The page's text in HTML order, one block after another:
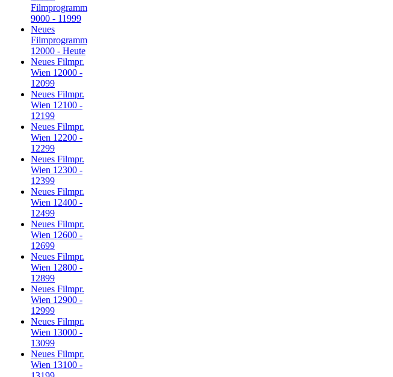
Filmprogramm
9000 - 11999
Neues
Filmprogramm
12000 - Heute
Neues Filmpr.
Wien 12000 -
12099
Neues Filmpr.
Wien 12100 -
12199
Neues Filmpr.
Wien 12200 -
12299
Neues Filmpr.
Wien 12300 -
12399
Neues Filmpr.
Wien 12400 -
12499
Neues Filmpr.
Wien 12600 -
12699
Neues Filmpr.
Wien 12800 -
12899
Neues Filmpr.
Wien 12900 -
12999
Neues Filmpr.
Wien 13000 -
13099
Neues Filmpr.
Wien 13100 -